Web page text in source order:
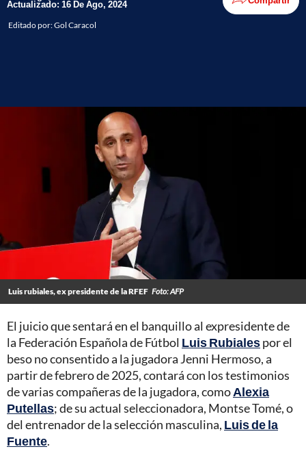
Actualizado: 16 De Ago, 2024
Editado por:Gol Caracol
Luis rubiales, ex presidente de la RFEF Foto: AFP
El juicio que sentará en el banquillo al expresidente de
la Federación Española de Fútbol Luis Rubialespor el
beso no consentido a la jugadora Jenni Hermoso, a
partir de febrero de 2025, contará con los testimonios
de varias compañeras de la jugadora, comoAlexia
Putellas; de su actual seleccionadora, Montse Tomé, o
del entrenador de la selección masculina, Luis de la
Fuente.